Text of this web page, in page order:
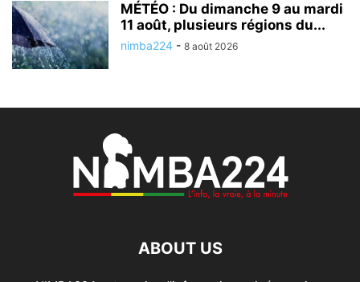
MÉTÉO : Du dimanche 9 au mardi
11 août, plusieurs régions du...
nimba224 - 8 août 2026
ABOUT US